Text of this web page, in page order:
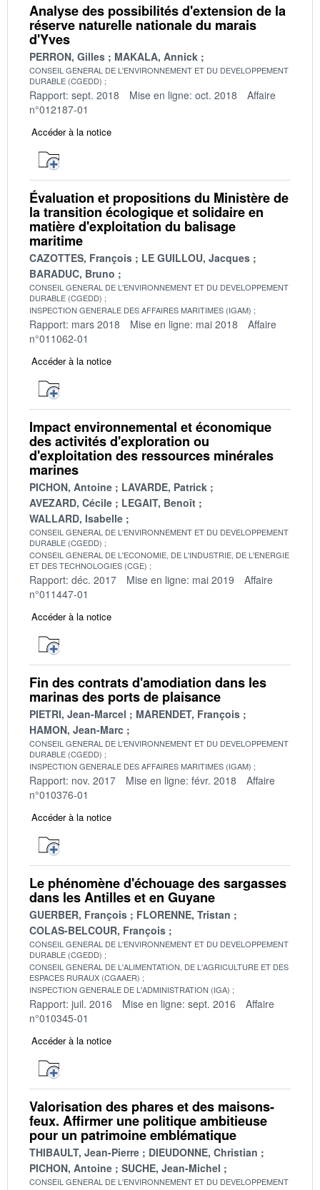
Analyse des possibilités d'extension de la
réserve naturelle nationale du marais
d'Yves
PERRON, Gilles MAKALA, Annick
CONSEIL GENERAL DE L'ENVIRONNEMENT ET DU DEVELOPPEMENT
DURABLE (CGEDD)
Rapport: sept. 2018 Mise en ligne: oct. 2018
Affaire
n°012187-01
Accéder à la notice
Évaluation et propositions du Ministère de
la transition écologique et solidaire en
matière d'exploitation du balisage
maritime
CAZOTTES, François
LE GUILLOU, Jacques
BARADUC, Bruno
CONSEIL GENERAL DE L'ENVIRONNEMENT ET DU DEVELOPPEMENT
DURABLE (CGEDD)
INSPECTION GENERALE DES AFFAIRES MARITIMES (IGAM)
Rapport: mars 2018 Mise en ligne: mai 2018
Affaire
n°011062-01
Accéder à la notice
Impact environnemental et économique
des activités d'exploration ou
d'exploitation des ressources minérales
marines
PICHON, Antoine
LAVARDE, Patrick
AVEZARD, Cécile
LEGAIT, Benoît
WALLARD, Isabelle
CONSEIL GENERAL DE L'ENVIRONNEMENT ET DU DEVELOPPEMENT
DURABLE (CGEDD)
CONSEIL GENERAL DE L'ECONOMIE, DE L'INDUSTRIE, DE L'ENERGIE
ET DES TECHNOLOGIES (CGE)
Rapport: déc. 2017 Mise en ligne: mai 2019
Affaire
n°011447-01
Accéder à la notice
Fin des contrats d'amodiation dans les
marinas des ports de plaisance
PIETRI, Jean-Marcel
MARENDET, François
HAMON, Jean-Marc
CONSEIL GENERAL DE L'ENVIRONNEMENT ET DU DEVELOPPEMENT
DURABLE (CGEDD)
INSPECTION GENERALE DES AFFAIRES MARITIMES (IGAM)
Rapport: nov. 2017 Mise en ligne: févr. 2018
Affaire
n°010376-01
Accéder à la notice
Le phénomène d'échouage des sargasses
dans les Antilles et en Guyane
GUERBER, François
FLORENNE, Tristan
COLAS-BELCOUR, François
CONSEIL GENERAL DE L'ENVIRONNEMENT ET DU DEVELOPPEMENT
DURABLE (CGEDD)
CONSEIL GENERAL DE L'ALIMENTATION, DE L'AGRICULTURE ET DES
ESPACES RURAUX (CGAAER)
INSPECTION GENERALE DE L'ADMINISTRATION (IGA)
Rapport: juil. 2016 Mise en ligne: sept. 2016
Affaire
n°010345-01
Accéder à la notice
Valorisation des phares et des maisons-
feux. Affirmer une politique ambitieuse
pour un patrimoine emblématique
THIBAULT, Jean-Pierre
DIEUDONNE, Christian
PICHON, Antoine
SUCHE, Jean-Michel
CONSEIL GENERAL DE L'ENVIRONNEMENT ET DU DEVELOPPEMENT